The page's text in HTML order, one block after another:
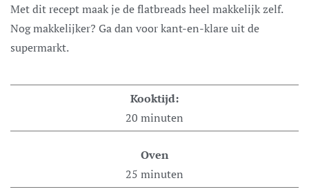
Met dit recept maak je de flatbreads heel makkelijk zelf.
Nog makkelijker? Ga dan voor kant-en-klare uit de
supermarkt.
Kooktijd:
20 minuten
Oven
25 minuten